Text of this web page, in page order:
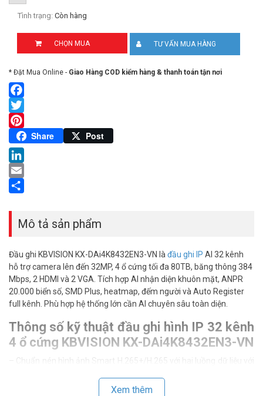
Tình trạng: Còn hàng
CHỌN MUA TƯ VẤN MUA HÀNG
* Đặt Mua Online - Giao Hàng COD kiểm hàng & thanh toán tận nơi
Facebook
Twitter
Pinterest
Share Post
LinkedIn
Email
Mô tả sản phẩm
Đầu ghi KBVISION KX-DAi4K8432EN3-VN là đầu ghi IP AI 32 kênh
hỗ trợ camera lên đến 32MP, 4 ổ cứng tối đa 80TB, băng thông 384
Mbps, 2 HDMI và 2 VGA. Tích hợp AI nhận diện khuôn mặt, ANPR
20.000 biển số, SMD Plus, heatmap, đếm người và Auto Register
full kênh. Phù hợp hệ thống lớn cần AI chuyên sâu toàn diện.
Thông số kỹ thuật đầu ghi hình IP 32 kênh
4 ổ cứng KBVISION KX-DAi4K8432EN3-VN
– Chuẩn nén hình ảnh Smart H.265+/H.265 với hai luồng dữ liệu với
– Băng thông đầu vào max 384Mbps (AI disabled)
Xem thêm